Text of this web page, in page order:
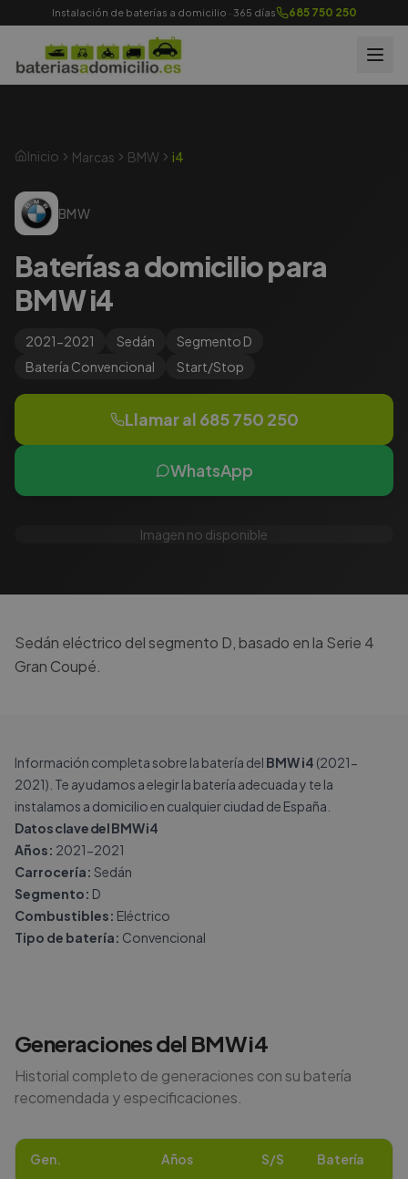
Instalación de baterías a domicilio · 365 días 685 750 250
Inicio Marcas BMW i4
BMW
Baterías a domicilio para
BMW i4
2021-2021 Sedán Segmento D
Batería Convencional Start/Stop
Llamar al 685 750 250
WhatsApp
Imagen no disponible
Sedán eléctrico del segmento D, basado en la Serie 4
Gran Coupé.
Información completa sobre la batería del BMW i4 (2021-
2021). Te ayudamos a elegir la batería adecuada y te la
instalamos a domicilio en cualquier ciudad de España.
Datos clave del BMW i4
Años: 2021-2021
Carrocería: Sedán
Segmento: D
Combustibles: Eléctrico
Tipo de batería: Convencional
Generaciones del BMWi4
Historial completo de generaciones con su batería
recomendada y especificaciones.
Gen. Años S/S Batería